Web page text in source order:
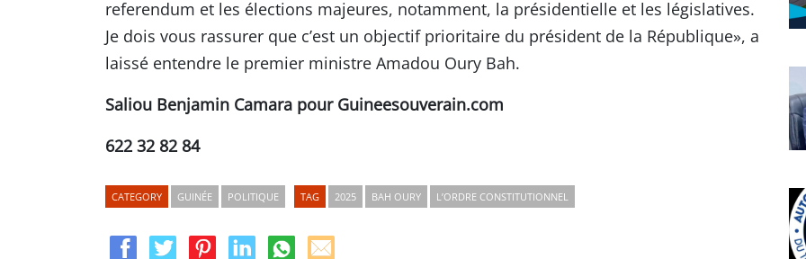
referendum et les élections majeures, notamment, la présidentielle et les législatives.
Je dois vous rassurer que c’est un objectif prioritaire du président de la République», a
laissé entendre le premier ministre Amadou Oury Bah.
Saliou Benjamin Camara pour Guineesouverain.com
622 32 82 84
CATEGORY GUINÉE POLITIQUE TAG 2025 BAH OURY L’ORDRE CONSTITUTIONNEL